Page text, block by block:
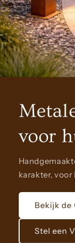
voor
karakter, voor
Bekijk de
Stel een